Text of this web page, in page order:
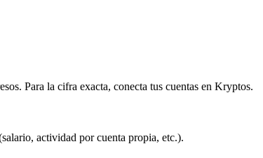
Para la cifra exacta, conecta tus cuentas en Kryptos.
actividad por cuenta propia, etc.).